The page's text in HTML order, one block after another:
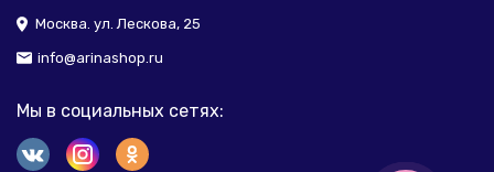
Москва. ул. Лескова, 25
info@arinashop.ru
Мы в социальных сетях: